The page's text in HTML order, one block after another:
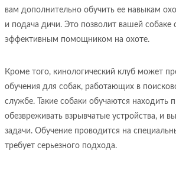
вам дополнительно обучить ее навыкам
и подача дичи. Это позволит вашей собаке
эффективным помощником на охоте.
Кроме того, кинологический клуб может
обучения для собак, работающих в
службе. Такие собаки обучаются находить
обезвреживать взрывчатые устройства, и
задачи. Обучение проводится на
требует серьезного подхода.